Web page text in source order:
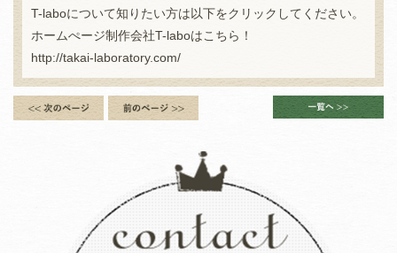
T-laboについて知りたい方は以下をクリックしてください。
ホームぺージ制作会社T-laboはこちら！
http://takai-laboratory.com/